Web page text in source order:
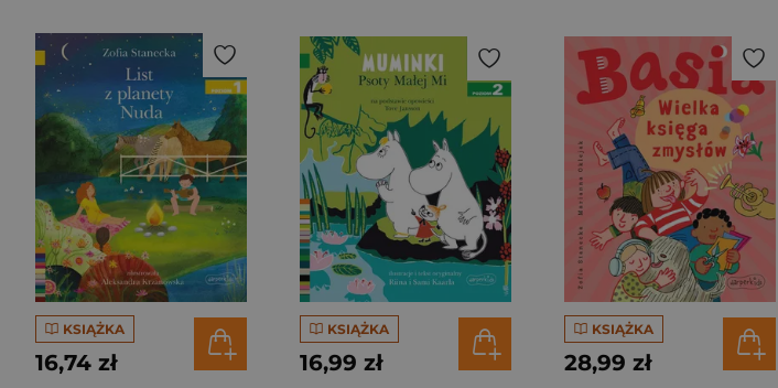
KSIĄŻKA
16,74 zł
KSIĄŻKA
16,99 zł
KSIĄŻKA
28,99 zł